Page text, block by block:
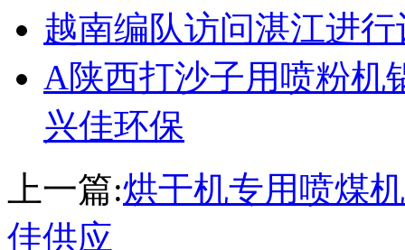
越南编队访问湛江进
A陕西打沙子用喷粉机
兴佳环保
上一篇:烘干机专用喷煤
佳供应